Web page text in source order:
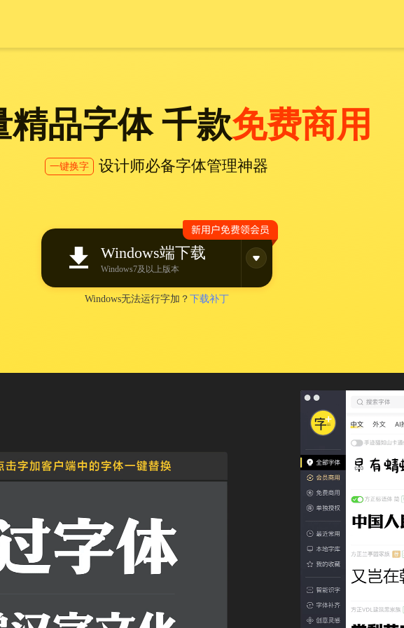
精品字体 千款免费商用
一键换字 设计师必备字体管理神器
Windows端下载
Windows7及以上版本
Windows无法运行字加？ 下载补丁